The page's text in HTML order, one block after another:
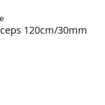
120cm/30mm